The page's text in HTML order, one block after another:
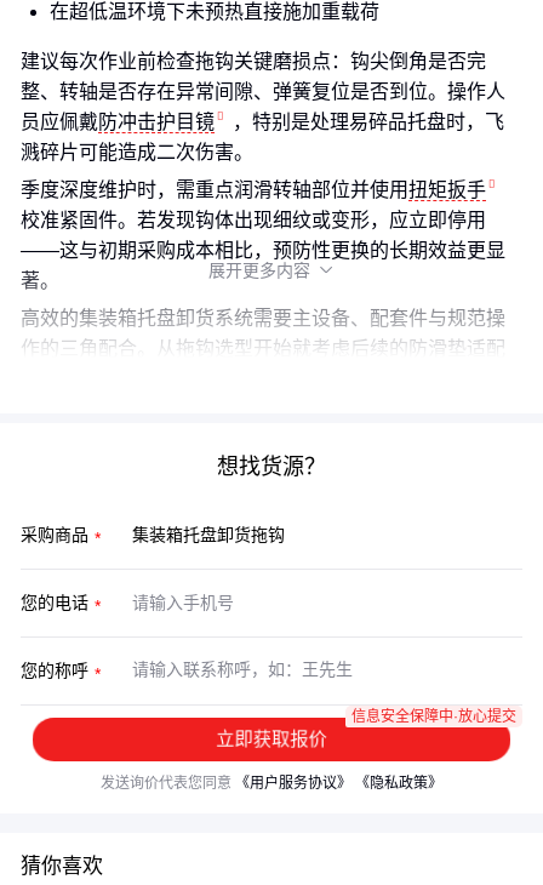
在超低温环境下未预热直接施加重载荷
建议每次作业前检查拖钩关键磨损点：钩尖倒角是否完
整、转轴是否存在异常间隙、弹簧复位是否到位。操作人
员应佩戴 防冲击护目镜
，特别是处理易碎品托盘时，飞
溅碎片可能造成二次伤害。
季度深度维护时，需重点润滑转轴部位并使用扭矩扳手
校准紧固件。若发现钩体出现细纹或变形，应立即停用
——这与初期采购成本相比，预防性更换的长期效益更显
著。
高效的集装箱托盘卸货系统需要主设备、配套件与规范操
作的三角配合。从拖钩选型开始就考虑后续的防滑垫适配
展开更多内容 
想找货源？
采购商品
您的电话
您的称呼
立即获取报价
信息安全保障中·放心提交
发送询价代表您同意 《用户服务协议》 《隐私政策》
猜你喜欢